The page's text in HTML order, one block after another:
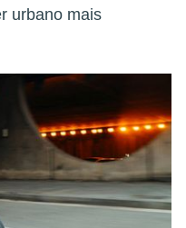
urbano mais